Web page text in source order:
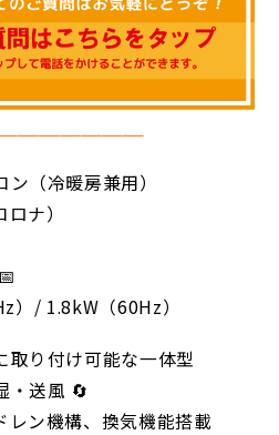
（冷暖房兼用）
ナ）
）/ 1.8kW（60Hz）
取り付け可能な一体型
・送風 🔄
レン機構、換気機能搭載